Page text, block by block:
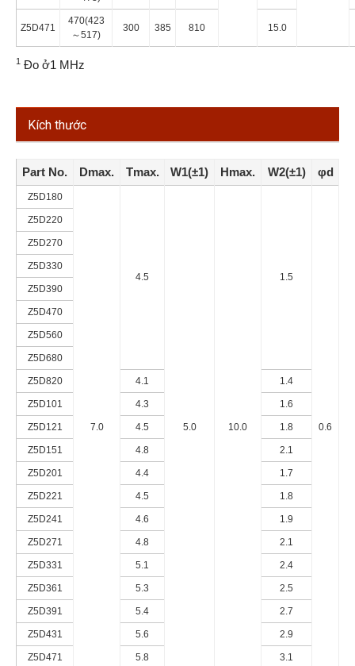
Z5D471
470(423
～517)
300 385 810 15.0
1 Đo ở1 MHz
Kích thước
Part No. Dmax. Tmax. W1(±1) Hmax. W2(±1) φd
Z5D180
7.0
4.5
5.0 10.0
1.5
0.6
Z5D220
Z5D270
Z5D330
Z5D390
Z5D470
Z5D560
Z5D680
Z5D820 4.1 1.4
Z5D101 4.3 1.6
Z5D121 4.5 1.8
Z5D151 4.8 2.1
Z5D201 4.4 1.7
Z5D221 4.5 1.8
Z5D241 4.6 1.9
Z5D271 4.8 2.1
Z5D331 5.1 2.4
Z5D361 5.3 2.5
Z5D391 5.4 2.7
Z5D431 5.6 2.9
Z5D471 5.8 3.1